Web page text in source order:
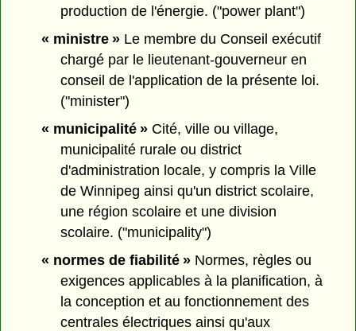
production de l'énergie. ("power plant")
« ministre »Le membre du Conseil exécutif
chargé par le lieutenant-gouverneur en
conseil de l'application de la présente loi.
("minister")
« municipalité »Cité, ville ou village,
municipalité rurale ou district
d'administration locale, y compris la Ville
de Winnipeg ainsi qu'un district scolaire,
une région scolaire et une division
scolaire. ("municipality")
« normes de fiabilité »Normes, règles ou
exigences applicables à la planification, à
la conception et au fonctionnement des
centrales électriques ainsi qu'aux